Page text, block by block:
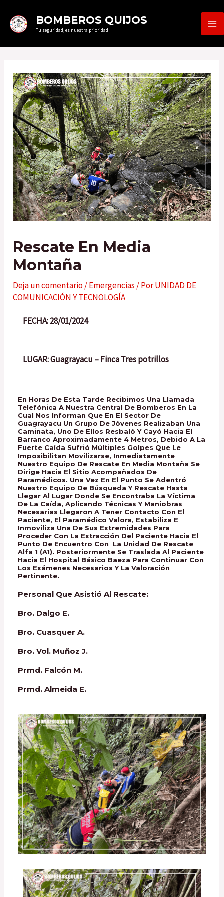
BOMBEROS QUIJOS
Tu seguridad, es nuestra prioridad
Rescate En Media
Montaña
Deja un comentario/Emergencias / PorUNIDAD DE
COMUNICACIÓN Y TECNOLOGÍA
FECHA: 28/01/2024
LUGAR: Guagrayacu – Finca Tres potrillos
En Horas De Esta Tarde Recibimos Una Llamada
Telefónica A Nuestra Central De Bomberos En La
Cual Nos Informan Que En El Sector De
Guagrayacu Un Grupo De Jóvenes Realizaban Una
Caminata, Uno De Ellos Resbaló Y Cayó Hacia El
Barranco Aproximadamente 4 Metros, Debido A La
Fuerte Caída Sufrió Múltiples Golpes Que Le
Imposibilitan Movilizarse, Inmediatamente
Nuestro Equipo De Rescate En Media Montaña Se
Dirige Hacia El Sitio Acompañados De
Paramédicos. Una Vez En El Punto Se Adentró
Nuestro Equipo De Búsqueda Y Rescate Hasta
Llegar Al Lugar Donde Se Encontraba La Víctima
De La Caída, Aplicando Técnicas Y Maniobras
Necesarias Llegaron A Tener Contacto Con El
Paciente, El Paramédico Valora, Estabiliza E
Inmoviliza Una De Sus Extremidades Para
Proceder Con La Extracción Del Paciente Hacia El
Punto De Encuentro Con La Unidad De Rescate
Alfa 1 (A1). Posteriormente Se Traslada Al Paciente
Hacia El Hospital Básico Baeza Para Continuar Con
Los Exámenes Necesarios Y La Valoración
Pertinente.
Personal Que Asistió Al Rescate:
Bro. Dalgo E.
Bro. Cuasquer A.
Bro. Vol. Muñoz J.
Prmd. Falcón M.
Prmd. Almeida E.